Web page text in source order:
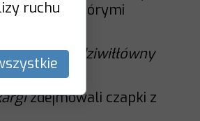
formy, którymi
Barbary Radziwiłłówny
zdejmowali czapki z
ruchu